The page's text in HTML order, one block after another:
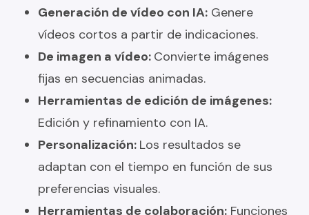
Generación de vídeo con IA: Genere
vídeos cortos a partir de indicaciones.
De imagen a vídeo: Convierte imágenes
fijas en secuencias animadas.
Herramientas de edición de imágenes:
Edición y refinamiento con IA.
Personalización: Los resultados se
adaptan con el tiempo en función de sus
preferencias visuales.
Herramientas de colaboración: Funciones